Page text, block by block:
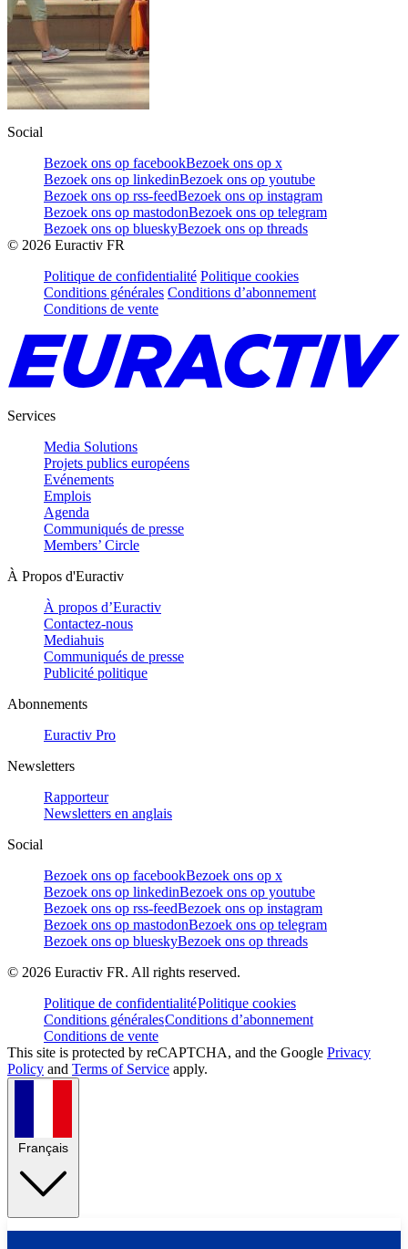
Social
Bezoek ons op facebookBezoek ons op x
Bezoek ons op linkedinBezoek ons op youtube
Bezoek ons op rss-feedBezoek ons op instagram
Bezoek ons op mastodonBezoek ons op telegram
Bezoek ons op blueskyBezoek ons op threads
© 2026 Euractiv FR
Politique de confidentialité Politique cookies
Conditions générales Conditions d’abonnement
Conditions de vente
Services
Media Solutions
Projets publics européens
Evénements
Emplois
Agenda
Communiqués de presse
Members’ Circle
À Propos d'Euractiv
À propos d’Euractiv
Contactez-nous
Mediahuis
Communiqués de presse
Publicité politique
Abonnements
Euractiv Pro
Newsletters
Rapporteur
Newsletters en anglais
Social
Bezoek ons op facebookBezoek ons op x
Bezoek ons op linkedinBezoek ons op youtube
Bezoek ons op rss-feedBezoek ons op instagram
Bezoek ons op mastodonBezoek ons op telegram
Bezoek ons op blueskyBezoek ons op threads
© 2026 Euractiv FR. All rights reserved.
Politique de confidentialitéPolitique cookies
Conditions généralesConditions d’abonnement
Conditions de vente
This site is protected by reCAPTCHA, and the Google Privacy
Policy and Terms of Service apply.
Français